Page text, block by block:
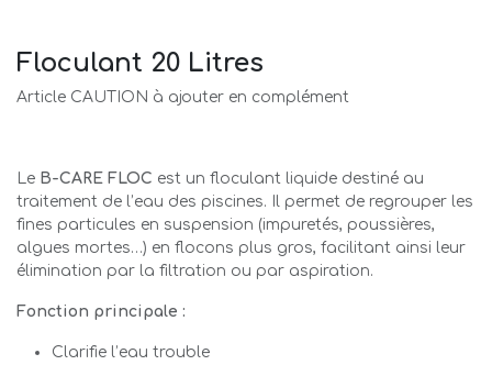
Floculant 20 Litres
Article CAUTION à ajouter en complément
Le B-CARE FLOC est un floculant liquide destiné au
traitement de l’eau des piscines. Il permet de regrouper les
fines particules en suspension (impuretés, poussières,
algues mortes…) en flocons plus gros, facilitant ainsi leur
élimination par la filtration ou par aspiration.
Fonction principale :
Clarifie l’eau trouble